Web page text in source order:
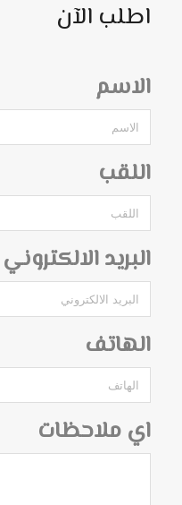
اطلب الآن
الاسم
اللقب
البريد الالكتروني
الهاتف
اي ملاحظات